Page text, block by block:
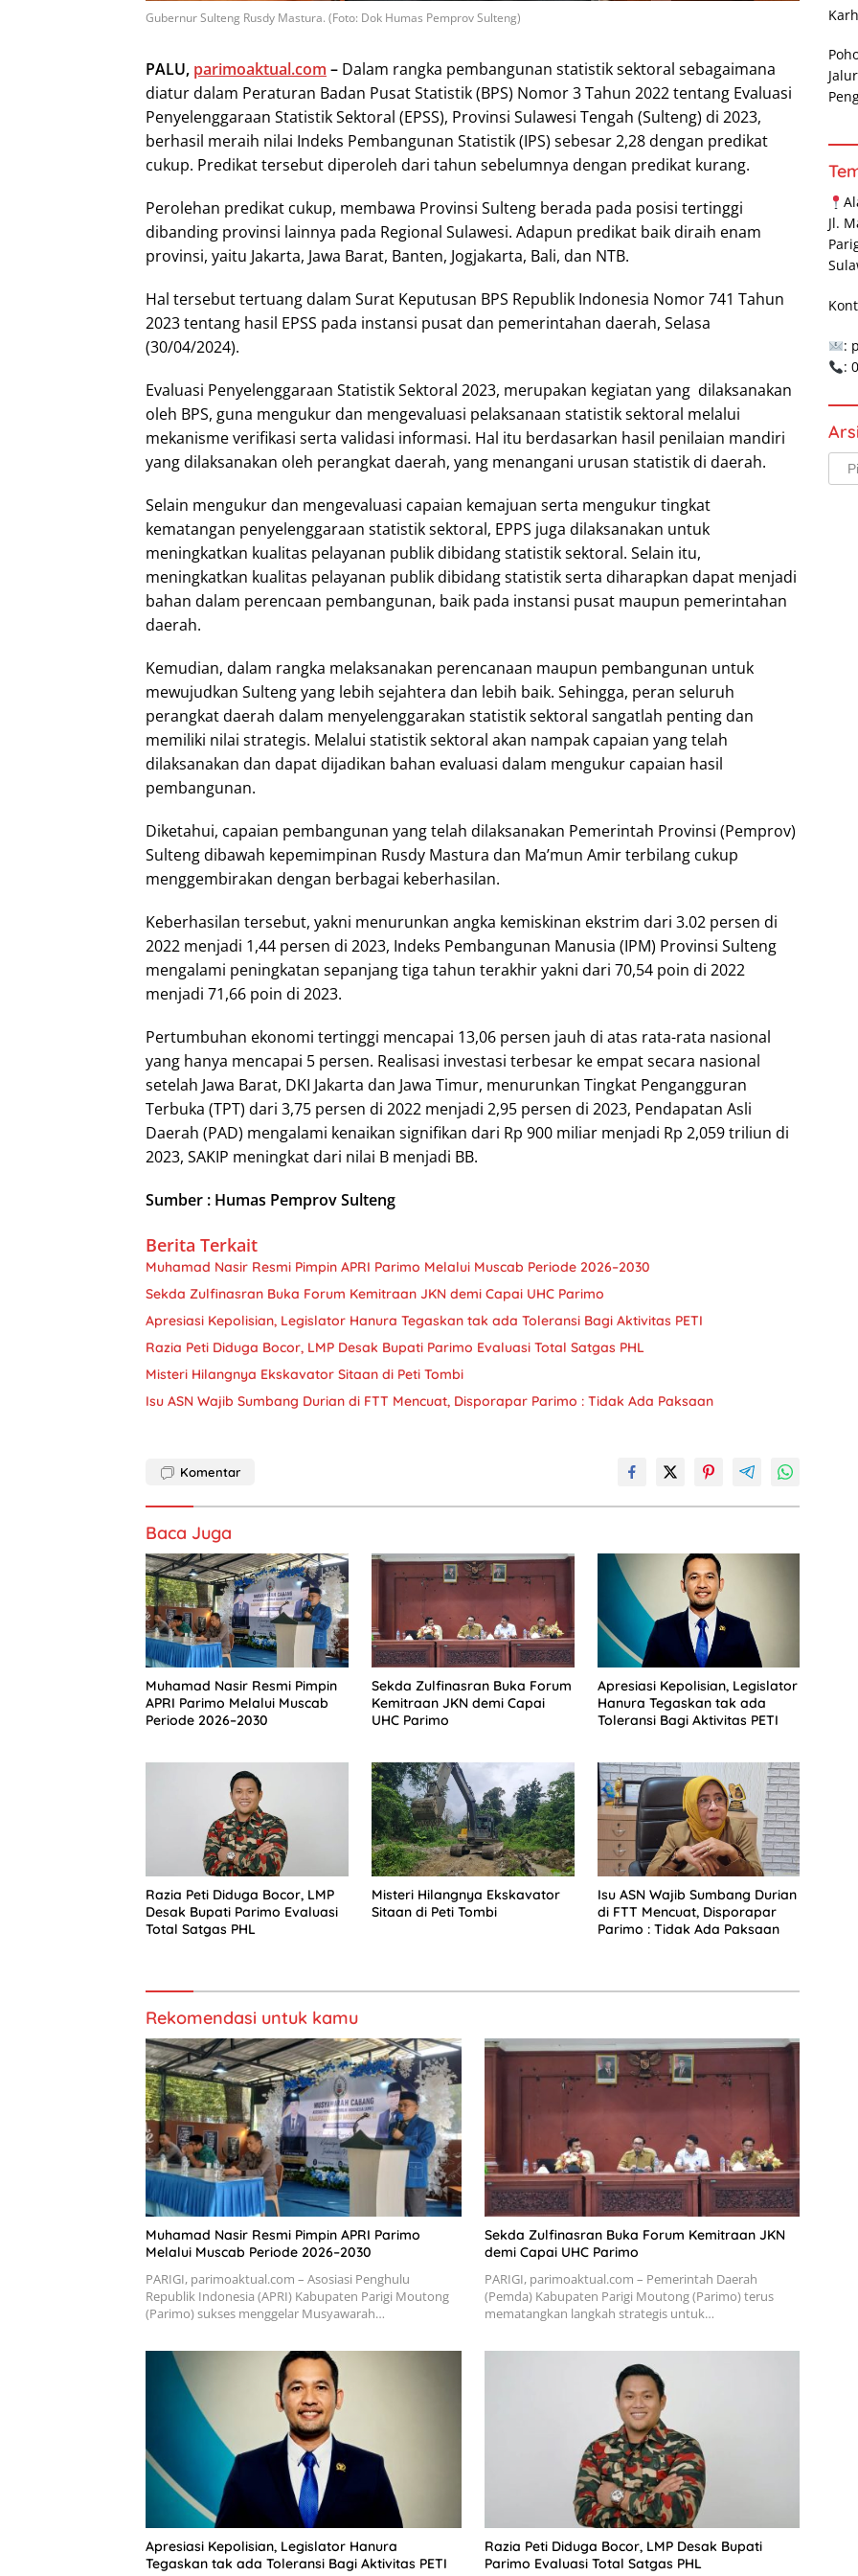
Gubernur Sulteng Rusdy Mastura. (Foto: Dok Humas Pemprov Sulteng)
PALU, parimoaktual.com – Dalam rangka pembangunan statistik sektoral sebagaimana
diatur dalam Peraturan Badan Pusat Statistik (BPS) Nomor 3 Tahun 2022 tentang Evaluasi
Penyelenggaraan Statistik Sektoral (EPSS), Provinsi Sulawesi Tengah (Sulteng) di 2023,
berhasil meraih nilai Indeks Pembangunan Statistik (IPS) sebesar 2,28 dengan predikat
cukup. Predikat tersebut diperoleh dari tahun sebelumnya dengan predikat kurang.
Perolehan predikat cukup, membawa Provinsi Sulteng berada pada posisi tertinggi
dibanding provinsi lainnya pada Regional Sulawesi. Adapun predikat baik diraih enam
provinsi, yaitu Jakarta, Jawa Barat, Banten, Jogjakarta, Bali, dan NTB.
Hal tersebut tertuang dalam Surat Keputusan BPS Republik Indonesia Nomor 741 Tahun
2023 tentang hasil EPSS pada instansi pusat dan pemerintahan daerah, Selasa
(30/04/2024).
Evaluasi Penyelenggaraan Statistik Sektoral 2023, merupakan kegiatan yang dilaksanakan
oleh BPS, guna mengukur dan mengevaluasi pelaksanaan statistik sektoral melalui
mekanisme verifikasi serta validasi informasi. Hal itu berdasarkan hasil penilaian mandiri
yang dilaksanakan oleh perangkat daerah, yang menangani urusan statistik di daerah.
Selain mengukur dan mengevaluasi capaian kemajuan serta mengukur tingkat
kematangan penyelenggaraan statistik sektoral, EPPS juga dilaksanakan untuk
meningkatkan kualitas pelayanan publik dibidang statistik sektoral. Selain itu,
meningkatkan kualitas pelayanan publik dibidang statistik serta diharapkan dapat menjadi
bahan dalam perencaan pembangunan, baik pada instansi pusat maupun pemerintahan
daerah.
Kemudian, dalam rangka melaksanakan perencanaan maupun pembangunan untuk
mewujudkan Sulteng yang lebih sejahtera dan lebih baik. Sehingga, peran seluruh
perangkat daerah dalam menyelenggarakan statistik sektoral sangatlah penting dan
memiliki nilai strategis. Melalui statistik sektoral akan nampak capaian yang telah
dilaksanakan dan dapat dijadikan bahan evaluasi dalam mengukur capaian hasil
pembangunan.
Diketahui, capaian pembangunan yang telah dilaksanakan Pemerintah Provinsi (Pemprov)
Sulteng dibawah kepemimpinan Rusdy Mastura dan Ma’mun Amir terbilang cukup
menggembirakan dengan berbagai keberhasilan.
Keberhasilan tersebut, yakni menurunkan angka kemiskinan ekstrim dari 3.02 persen di
2022 menjadi 1,44 persen di 2023, Indeks Pembangunan Manusia (IPM) Provinsi Sulteng
mengalami peningkatan sepanjang tiga tahun terakhir yakni dari 70,54 poin di 2022
menjadi 71,66 poin di 2023.
Pertumbuhan ekonomi tertinggi mencapai 13,06 persen jauh di atas rata-rata nasional
yang hanya mencapai 5 persen. Realisasi investasi terbesar ke empat secara nasional
setelah Jawa Barat, DKI Jakarta dan Jawa Timur, menurunkan Tingkat Pengangguran
Terbuka (TPT) dari 3,75 persen di 2022 menjadi 2,95 persen di 2023, Pendapatan Asli
Daerah (PAD) mengalami kenaikan signifikan dari Rp 900 miliar menjadi Rp 2,059 triliun di
2023, SAKIP meningkat dari nilai B menjadi BB.
Sumber : Humas Pemprov Sulteng
Berita Terkait
Muhamad Nasir Resmi Pimpin APRI Parimo Melalui Muscab Periode 2026–2030
Sekda Zulfinasran Buka Forum Kemitraan JKN demi Capai UHC Parimo
Apresiasi Kepolisian, Legislator Hanura Tegaskan tak ada Toleransi Bagi Aktivitas PETI
Razia Peti Diduga Bocor, LMP Desak Bupati Parimo Evaluasi Total Satgas PHL
Misteri Hilangnya Ekskavator Sitaan di Peti Tombi
Isu ASN Wajib Sumbang Durian di FTT Mencuat, Disporapar Parimo : Tidak Ada Paksaan
Komentar
Baca Juga
Muhamad Nasir Resmi Pimpin
APRI Parimo Melalui Muscab
Periode 2026–2030
Sekda Zulfinasran Buka Forum
Kemitraan JKN demi Capai
UHC Parimo
Apresiasi Kepolisian, Legislator
Hanura Tegaskan tak ada
Toleransi Bagi Aktivitas PETI
Razia Peti Diduga Bocor, LMP
Desak Bupati Parimo Evaluasi
Total Satgas PHL
Misteri Hilangnya Ekskavator
Sitaan di Peti Tombi
Isu ASN Wajib Sumbang Durian
di FTT Mencuat, Disporapar
Parimo : Tidak Ada Paksaan
Rekomendasi untuk kamu
Muhamad Nasir Resmi Pimpin APRI Parimo
Melalui Muscab Periode 2026–2030
PARIGI, parimoaktual.com – Asosiasi Penghulu
Republik Indonesia (APRI) Kabupaten Parigi Moutong
(Parimo) sukses menggelar Musyawarah…
Sekda Zulfinasran Buka Forum Kemitraan JKN
demi Capai UHC Parimo
PARIGI, parimoaktual.com – Pemerintah Daerah
(Pemda) Kabupaten Parigi Moutong (Parimo) terus
mematangkan langkah strategis untuk…
Apresiasi Kepolisian, Legislator Hanura
Tegaskan tak ada Toleransi Bagi Aktivitas PETI
Razia Peti Diduga Bocor, LMP Desak Bupati
Parimo Evaluasi Total Satgas PHL
Jl.
:
: